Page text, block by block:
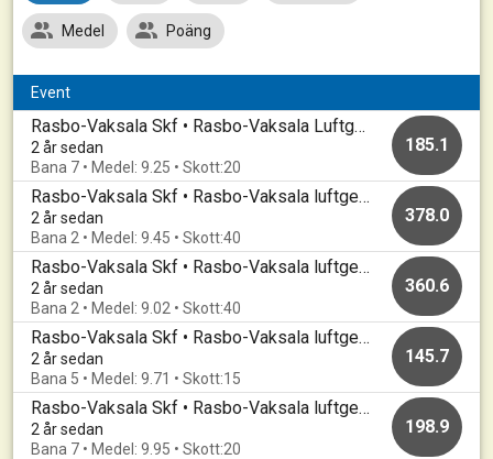
Medel Poäng
Event
Rasbo-Vaksala Skf • Rasbo-Vaksala Luftgevär • Rasbotraffen2024
2 år sedan
Bana 7 • Medel: 9.25 • Skott:20
185.1
Rasbo-Vaksala Skf • Rasbo-Vaksala luftgevär • 20240218
2 år sedan
Bana 2 • Medel: 9.45 • Skott:40
378.0
Rasbo-Vaksala Skf • Rasbo-Vaksala luftgevär • 20231217
2 år sedan
Bana 2 • Medel: 9.02 • Skott:40
360.6
Rasbo-Vaksala Skf • Rasbo-Vaksala luftgevär • 20230916
2 år sedan
Bana 5 • Medel: 9.71 • Skott:15
145.7
Rasbo-Vaksala Skf • Rasbo-Vaksala luftgevär • 20230916
2 år sedan
Bana 7 • Medel: 9.95 • Skott:20
198.9